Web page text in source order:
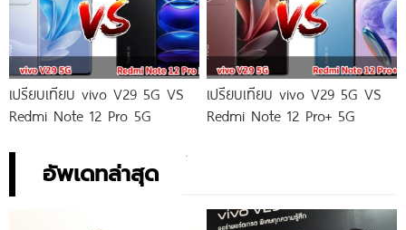
เปรียบเทียบ vivo V29 5G VS
Redmi Note 12 Pro 5G
เปรียบเทียบ vivo V29 5G VS
Redmi Note 12 Pro+ 5G
อัพเดทล่าสุด